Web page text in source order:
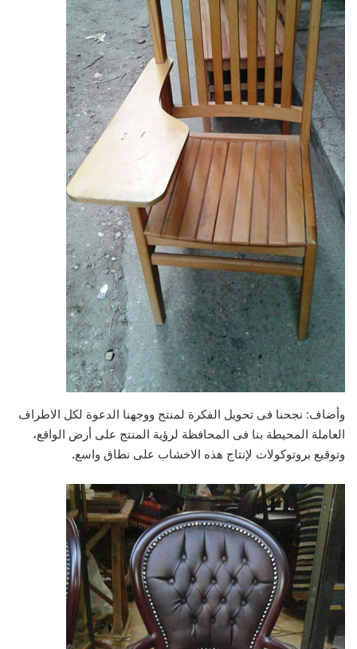
وأضاف: نجحنا فى تحويل الفكرة لمنتج ووجهنا الدعوة لكل الاطراف
العاملة المحيطة بنا فى المحافظة لرؤية المنتج على أرض الواقع،
وتوقيع بروتوكولات لإنتاج هذه الاخشاب على نطاق واسع.